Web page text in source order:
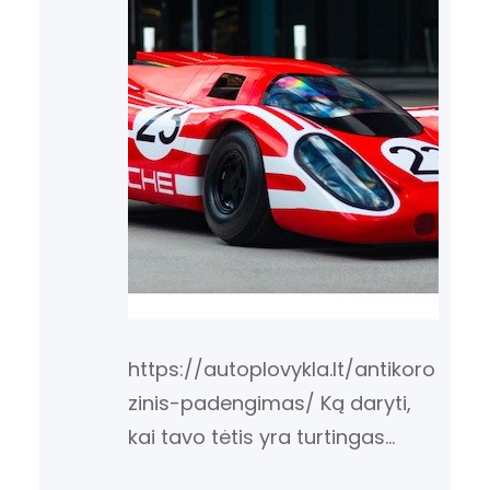
https://autoplovykla.lt/antikoro
zinis-padengimas/ Ką daryti,
kai tavo tėtis yra turtingas